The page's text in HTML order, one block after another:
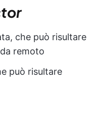
che può risultare
remoto
può risultare